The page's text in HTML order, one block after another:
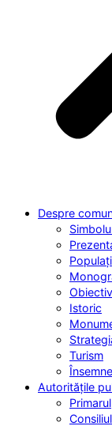
Despre
Istoric
Turism
Autoritățile
Primarul